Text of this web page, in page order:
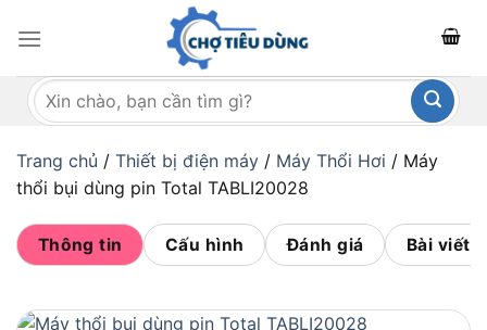
qua
dungTìm
kiếm:
Trang chủ / Thiết bị điện máy / Máy Thổi Hơi / Máy
thổi bụi dùng pin Total TABLI20028
Thông tin Cấu hình Đánh giá Bài viết